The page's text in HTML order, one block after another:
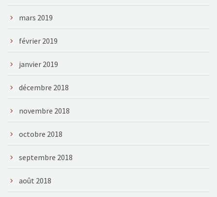
mars 2019
février 2019
janvier 2019
décembre 2018
novembre 2018
octobre 2018
septembre 2018
août 2018